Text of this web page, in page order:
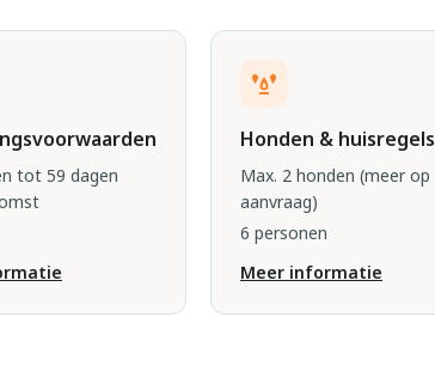
tot 59 dagen
Honden & huisregels
Max. 2 honden (meer op
aanvraag)
6 personen
Meer informatie